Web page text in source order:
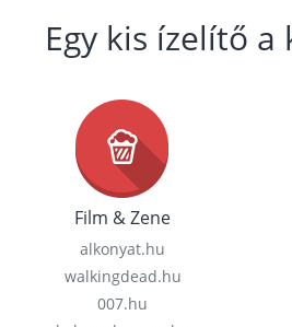
Egy kis ízelítő
Film & Zene
alkonyat.hu
walkingdead.hu
007.hu